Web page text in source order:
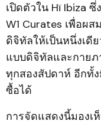
เปิดตัวใน Hï Ibiza
W1 Curates เพื่อผ
ดิจิทัลให้เป็นหนึ่งเดี
แบบดิจิทัลและกายภ
ทุกสองสัปดาห์ อีกทั้
ซื้อได้
การจัดแสดงนี้มองเ